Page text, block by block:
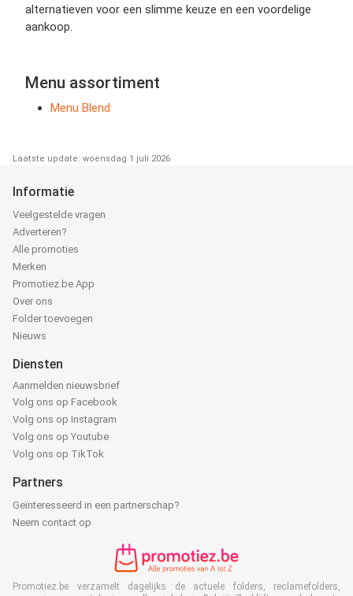
alternatieven voor een slimme keuze en een voordelige
aankoop.
Menu assortiment
Menu Blend
Laatste update: woensdag 1 juli 2026
Informatie
Veelgestelde vragen
Adverteren?
Alle promoties
Merken
Promotiez.be App
Over ons
Folder toevoegen
Nieuws
Diensten
Aanmelden nieuwsbrief
Volg ons op Facebook
Volg ons op Instagram
Volg ons op Youtube
Volg ons op TikTok
Partners
Geïnteresseerd in een partnerschap?
Neem contact op
Promotiez.be verzamelt dagelijks de actuele folders, reclamefolders,